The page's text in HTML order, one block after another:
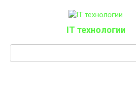
IT технологии